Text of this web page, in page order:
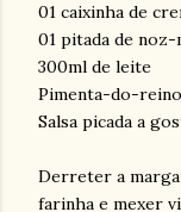
01 caixinha de
01 pitada de noz-
300ml de leite
Pimenta-do-
Salsa picada a
Derreter a
farinha e mexer